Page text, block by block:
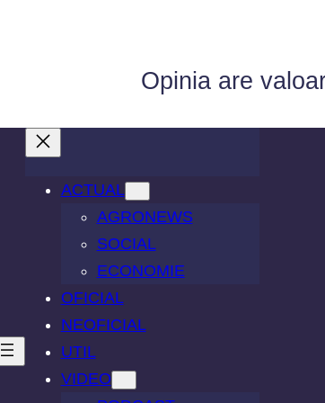
Opinia are
ACTUAL
AGRONEWS
SOCIAL
ECONOMIE
OFICIAL
NEOFICIAL
UTIL
VIDEO